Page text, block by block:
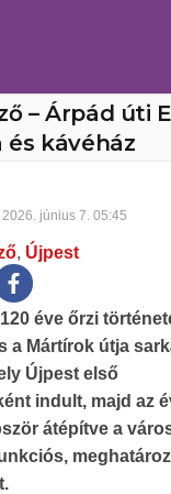
– Árpád úti
és kávéház
| 2026. június 7. 05:45
, Újpest
éve őrzi
a Mártírok útja
Újpest első
indult, majd az
átépítve a